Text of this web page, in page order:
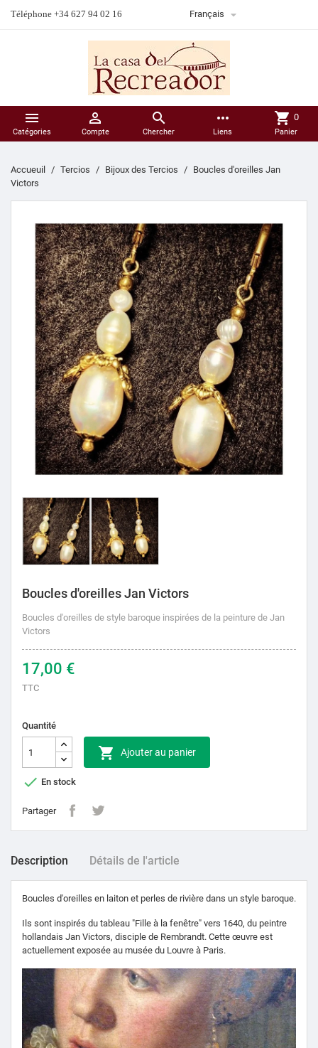
Téléphone +34 627 94 02 16 Français 

Catégories

Compte

Chercher
more_horiz
Liens
shopping_cart 0
Panier
Accueuil Tercios Bijoux des Tercios
Boucles d'oreilles Jan
Victors
Boucles d'oreilles Jan Victors
Boucles d'oreilles de style baroque inspirées de la peinture de Jan
Victors
17,00 €
TTC
Quantité
 Ajouter au panier
 En stock
Partager
Description Détails de l'article
Boucles d'oreilles en laiton et perles de rivière dans un style baroque.
Ils sont inspirés du tableau "Fille à la fenêtre" vers 1640, du peintre
hollandais Jan Victors, disciple de Rembrandt. Cette œuvre est
actuellement exposée au musée du Louvre à Paris.